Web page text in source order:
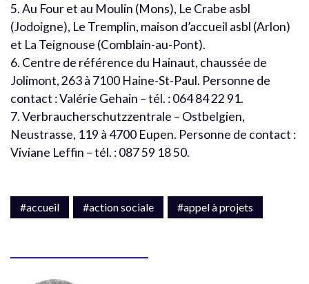
5. Au Four et au Moulin (Mons), Le Crabe asbl
(Jodoigne), Le Tremplin, maison d’accueil asbl (Arlon)
et La Teignouse (Comblain-au-Pont).
6. Centre de référence du Hainaut, chaussée de
Jolimont, 263 à 7100 Haine-St-Paul. Personne de
contact : Valérie Gehain – tél. : 064 84 22 91.
7. Verbraucherschutzzentrale – Ostbelgien,
Neustrasse, 119 à 4700 Eupen. Personne de contact :
Viviane Leffin – tél. : 087 59 18 50.
#accueil #action sociale #appel à projets